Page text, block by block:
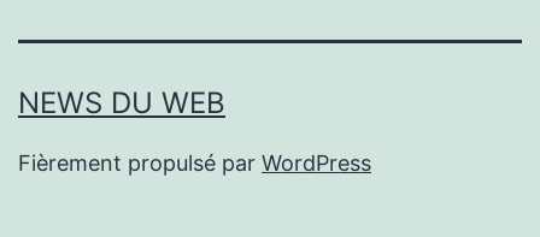
NEWS DU WEB
Fièrement propulsé par WordPress